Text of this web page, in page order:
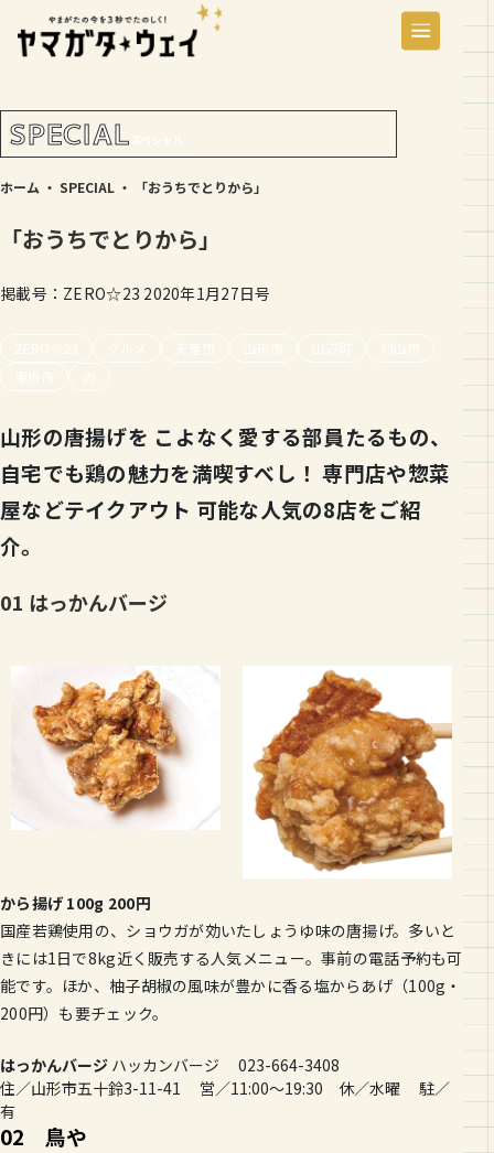
SPECIAL スペシャル
ホーム ・ SPECIAL ・ 「おうちでとりから」
「おうちでとりから」
掲載号：ZERO☆23 2020年1月27日号
ZERO☆23 グルメ 天童市 山形市 山辺町
村山市
東根市
肉
山形の唐揚げを こよなく愛する部員たるもの、
自宅でも鶏の魅力を満喫すべし！ 専門店や惣菜
屋などテイクアウト 可能な人気の8店をご紹
介。
01 はっかんバージ
から揚げ 100g 200円
国産若鶏使用の、ショウガが効いたしょうゆ味の唐揚げ。多いと
きには1日で8kg近く販売する人気メニュー。事前の電話予約も可
能です。ほか、柚子胡椒の風味が豊かに香る塩からあげ（100g・
200円）も要チェック。
はっかんバージ ハッカンバージ 023-664-3408
住／山形市五十鈴3-11-41 営／11:00〜19:30 休／水曜 駐／
有
02 鳥や